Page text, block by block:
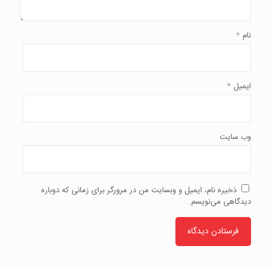
نام *
ایمیل *
وب‌ سایت
ذخیره نام، ایمیل و وبسایت من در مرورگر برای زمانی که دوباره
دیدگاهی می‌نویسم.